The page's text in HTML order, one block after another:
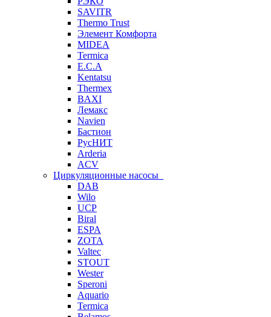
SAVITR
Thermo Trust
Элемент Комфорта
MIDEA
Termica
E.C.A
Kentatsu
Thermex
BAXI
Лемакс
Navien
Бастион
РусНИТ
Arderia
ACV
Циркуляционные насосы
DAB
Wilo
UCP
Biral
ESPA
ZOTA
Valtec
STOUT
Wester
Speroni
Aquario
Termica